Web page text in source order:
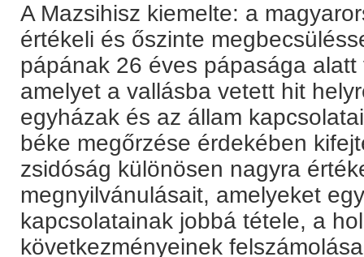
A Mazsihisz kiemelte: a
értékeli és őszinte
pápának 26 éves pápasága
amelyet a vallásba vetett hit
egyházak és az állam
béke megőrzése érdekében
zsidóság különösen nagyra
megnyilvánulásait, amelyeket
kapcsolatainak jobbá tétele, a
következményeinek